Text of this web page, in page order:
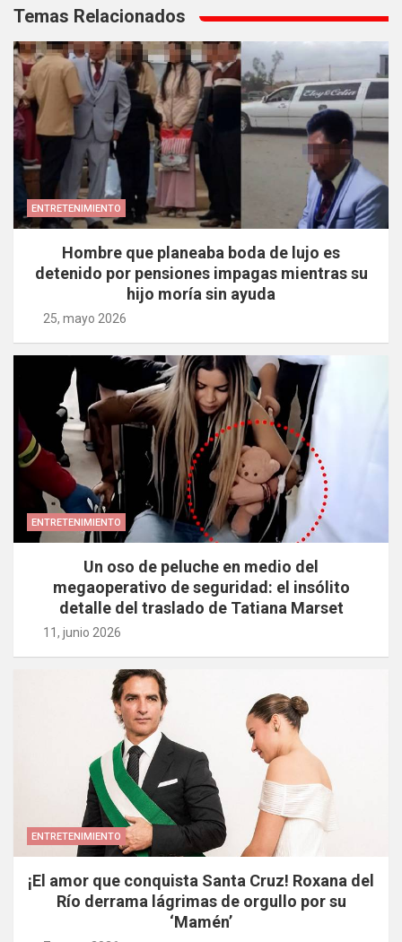
de
entradas
Temas Relacionados
ENTRETENIMIENTO
Hombre que planeaba boda de lujo es
detenido por pensiones impagas mientras su
hijo moría sin ayuda
25, mayo 2026
ENTRETENIMIENTO
Un oso de peluche en medio del
megaoperativo de seguridad: el insólito
detalle del traslado de Tatiana Marset
11, junio 2026
ENTRETENIMIENTO
¡El amor que conquista Santa Cruz! Roxana del
Río derrama lágrimas de orgullo por su
‘Mamén’